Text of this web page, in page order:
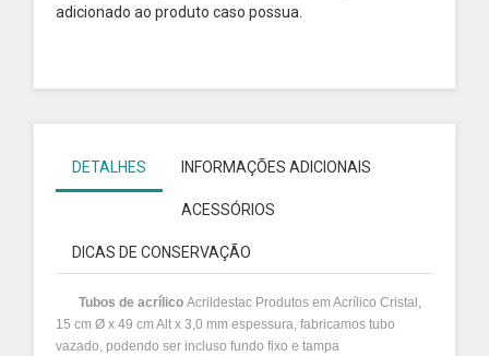
adicionado ao produto caso possua.
DETALHES INFORMAÇÕES ADICIONAIS
ACESSÓRIOS
DICAS DE CONSERVAÇÃO
Tubos de acrílico Acrildestac Produtos em Acrílico Cristal,
15 cm Ø x 49 cm Alt x 3,0 mm espessura, fabricamos tubo
vazado, podendo ser incluso fundo fixo e tampa